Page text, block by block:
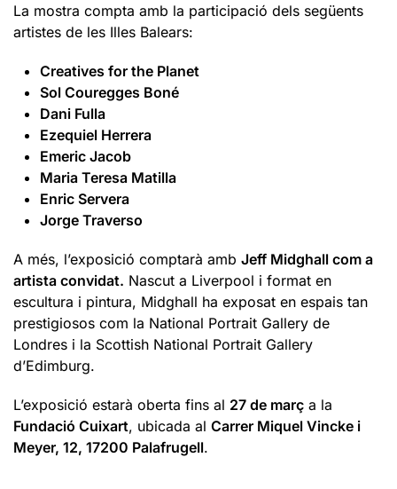
La mostra compta amb la participació dels següents
artistes de les Illes Balears:
Creatives for the Planet
Sol Couregges Boné
Dani Fulla
Ezequiel Herrera
Emeric Jacob
Maria Teresa Matilla
Enric Servera
Jorge Traverso
A més, l’exposició comptarà amb Jeff Midghall com a
artista convidat. Nascut a Liverpool i format en
escultura i pintura, Midghall ha exposat en espais tan
prestigiosos com la National Portrait Gallery de
Londres i la Scottish National Portrait Gallery
d’Edimburg.
L’exposició estarà oberta fins al 27 de març a la
Fundació Cuixart, ubicada al Carrer Miquel Vincke i
Meyer, 12, 17200 Palafrugell.